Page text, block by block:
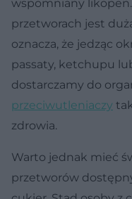
wspomniany
przetworach jest
oznacza, że jedząc
passaty, ketchupu
dostarczamy do
przeciwutleniaczy
zdrowia.
Warto jednak mieć
przetworów